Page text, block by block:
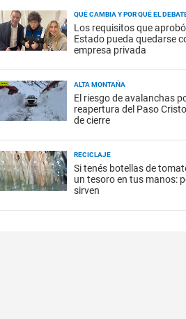
QUÉ CAMBIA Y POR QUÉ EL
Los requisitos que
Estado pueda quedarse
empresa privada
ALTA MONTAÑA
El riesgo de avalanchas
reapertura del Paso
de cierre
RECICLAJE
Si tenés botellas de
un tesoro en tus manos:
sirven